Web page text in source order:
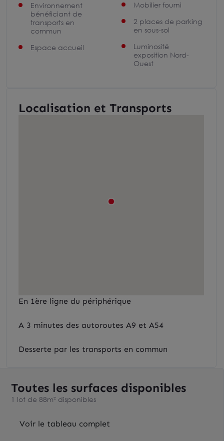
Environnement
bénéficiant de
transports en
commun
Espace accueil
Mobilier fourni
2 places de parking
en sous-sol
Luminosité
exposition Nord-
Ouest
Localisation et Transports
En 1ère ligne du périphérique
A 3 minutes des autoroutes A9 et A54
Desserte par les transports en commun
Toutes les surfaces disponibles
1 lot de 88m² disponibles
Voir le tableau complet